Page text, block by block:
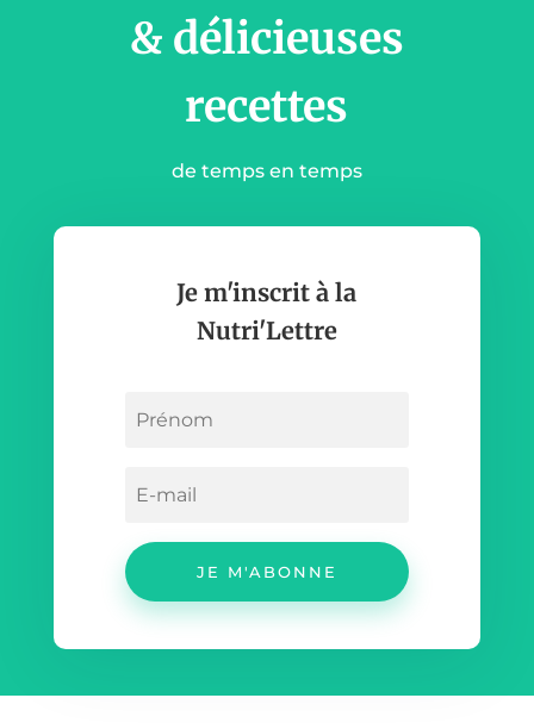
& délicieuses
recettes
de temps en temps
Je m'inscrit à la
Nutri'Lettre
JE M'ABONNE